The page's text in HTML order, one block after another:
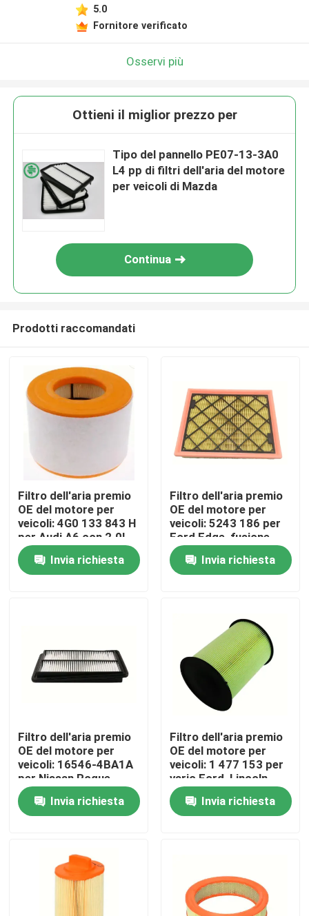
Casa
Prodotti
Circa noi
Controllo di qualità
Contattici
Filtri dell'aria del motore per veicoli
Filtri dell'aria automobilistici della cabina
5.0
Fornitore verificato
Osservi più
Ottieni il miglior prezzo per
Tipo del pannello PE07-13-3A0
L4 pp di filtri dell'aria del motore
per veicoli di Mazda
Continua
Prodotti raccomandati
Filtro dell'aria premio
OE del motore per
veicoli: 4G0 133 843 H
per Audi A6 con 2.0L
Turbo (12-19)
Invia richiesta
Filtro dell'aria premio
OE del motore per
veicoli: 5243 186 per
Ford Edge, fusione,
Lincoln MKZ
Invia richiesta
Filtro dell'aria premio
OE del motore per
veicoli: 16546-4BA1A
per Nissan Rogue,
Qashqai (14-19)
Descrizione di
prodotto
Invia richiesta
Filtro dell'aria premio
OE del motore per
veicoli: 1 477 153 per
vario Ford, Lincoln
MKC (07-22)
Descrizione di
prodotto
Invia richiesta